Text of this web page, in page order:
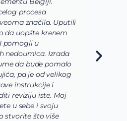
procesa
značila. Uputili
da uopšte krenem
pomogli u
nedoumica. Izrada
da bude pomalo
pa je od velikog
instrukcije i
reviziju iste. Moj
u sebe i svoju
stvorite što više